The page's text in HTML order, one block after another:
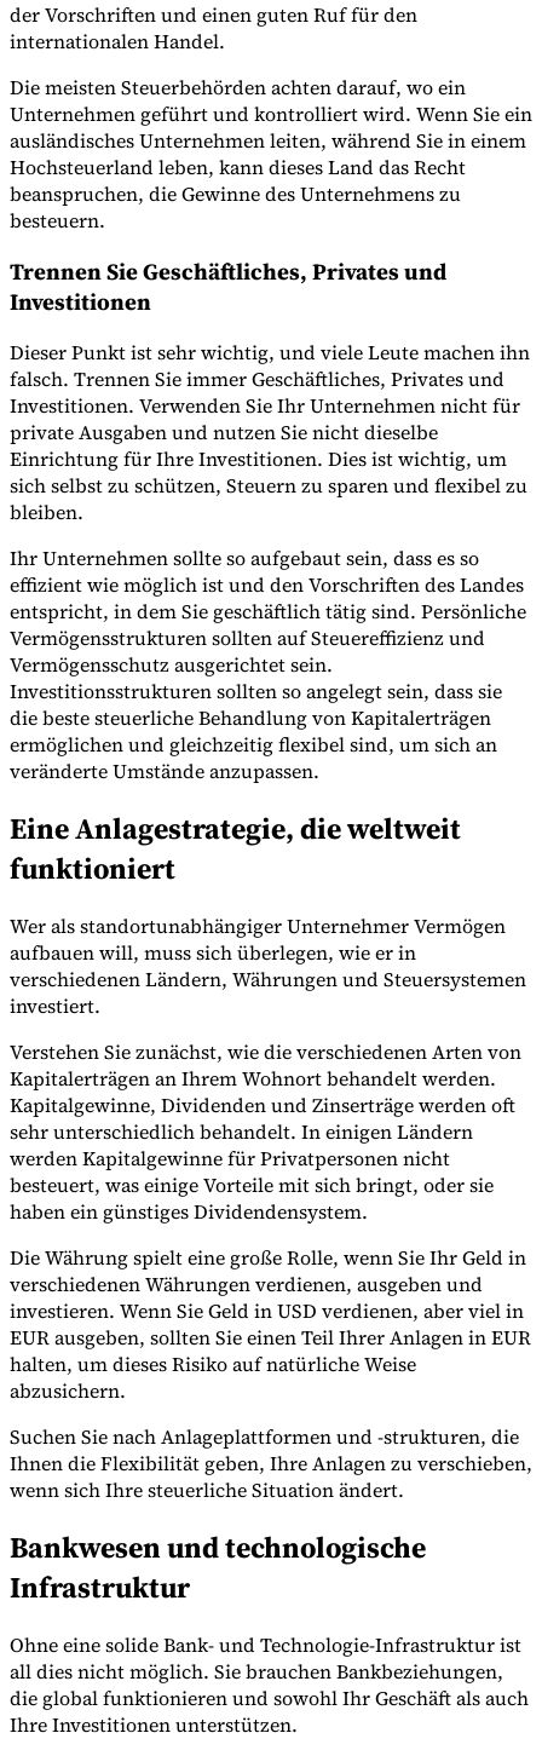
der Vorschriften und einen guten Ruf für den
internationalen Handel.
Die meisten Steuerbehörden achten darauf, wo ein
Unternehmen geführt und kontrolliert wird. Wenn Sie ein
ausländisches Unternehmen leiten, während Sie in einem
Hochsteuerland leben, kann dieses Land das Recht
beanspruchen, die Gewinne des Unternehmens zu
besteuern.
Trennen Sie Geschäftliches, Privates und
Investitionen
Dieser Punkt ist sehr wichtig, und viele Leute machen ihn
falsch. Trennen Sie immer Geschäftliches, Privates und
Investitionen. Verwenden Sie Ihr Unternehmen nicht für
private Ausgaben und nutzen Sie nicht dieselbe
Einrichtung für Ihre Investitionen. Dies ist wichtig, um
sich selbst zu schützen, Steuern zu sparen und flexibel zu
bleiben.
Ihr Unternehmen sollte so aufgebaut sein, dass es so
effizient wie möglich ist und den Vorschriften des Landes
entspricht, in dem Sie geschäftlich tätig sind. Persönliche
Vermögensstrukturen sollten auf Steuereffizienz und
Vermögensschutz ausgerichtet sein.
Investitionsstrukturen sollten so angelegt sein, dass sie
die beste steuerliche Behandlung von Kapitalerträgen
ermöglichen und gleichzeitig flexibel sind, um sich an
veränderte Umstände anzupassen.
Eine Anlagestrategie, die weltweit
funktioniert
Wer als standortunabhängiger Unternehmer Vermögen
aufbauen will, muss sich überlegen, wie er in
verschiedenen Ländern, Währungen und Steuersystemen
investiert.
Verstehen Sie zunächst, wie die verschiedenen Arten von
Kapitalerträgen an Ihrem Wohnort behandelt werden.
Kapitalgewinne, Dividenden und Zinserträge werden oft
sehr unterschiedlich behandelt. In einigen Ländern
werden Kapitalgewinne für Privatpersonen nicht
besteuert, was einige Vorteile mit sich bringt, oder sie
haben ein günstiges Dividendensystem.
Die Währung spielt eine große Rolle, wenn Sie Ihr Geld in
verschiedenen Währungen verdienen, ausgeben und
investieren. Wenn Sie Geld in USD verdienen, aber viel in
EUR ausgeben, sollten Sie einen Teil Ihrer Anlagen in EUR
halten, um dieses Risiko auf natürliche Weise
abzusichern.
Suchen Sie nach Anlageplattformen und -strukturen, die
Ihnen die Flexibilität geben, Ihre Anlagen zu verschieben,
wenn sich Ihre steuerliche Situation ändert.
Bankwesen und technologische
Infrastruktur
Ohne eine solide Bank- und Technologie-Infrastruktur ist
all dies nicht möglich. Sie brauchen Bankbeziehungen,
die global funktionieren und sowohl Ihr Geschäft als auch
Ihre Investitionen unterstützen.